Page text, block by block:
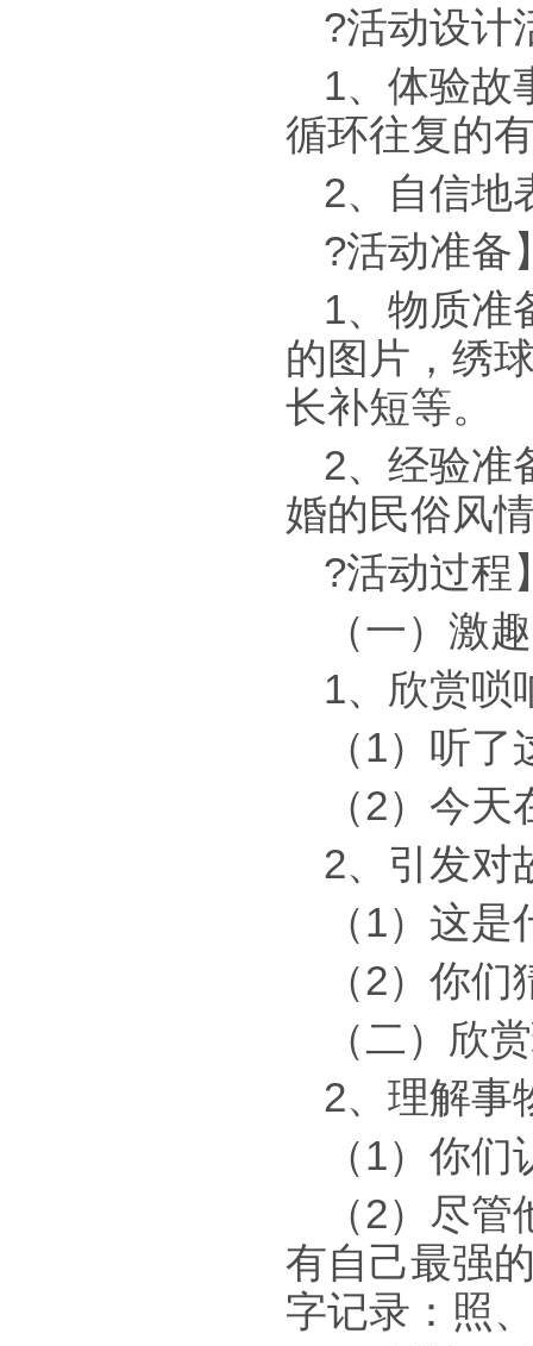
?活动设计
1、体验故
循环往复的
2、自信地
?活动准备
1、物质准
的图片，绣
长补短等。
2、经验准
婚的民俗风
?活动过程
（一）激
1、欣赏唢
（1）听
（2）今
2、引发对
（1）这
（2）你
（二）欣
2、理解事
（1）你
（2）尽
有自己最强
字记录：照